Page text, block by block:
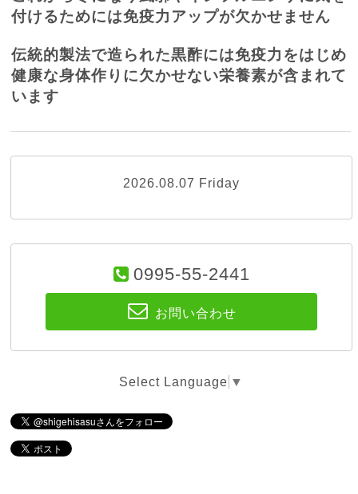
付けるためには免疫力アップが欠かせません
伝統的製法で造られた黒酢には免疫力をはじめ
健康な身体作りに欠かせない栄養素が含まれて
います
2026.08.07 Friday
0995-55-2441
お問い合わせ
Select Language ▼